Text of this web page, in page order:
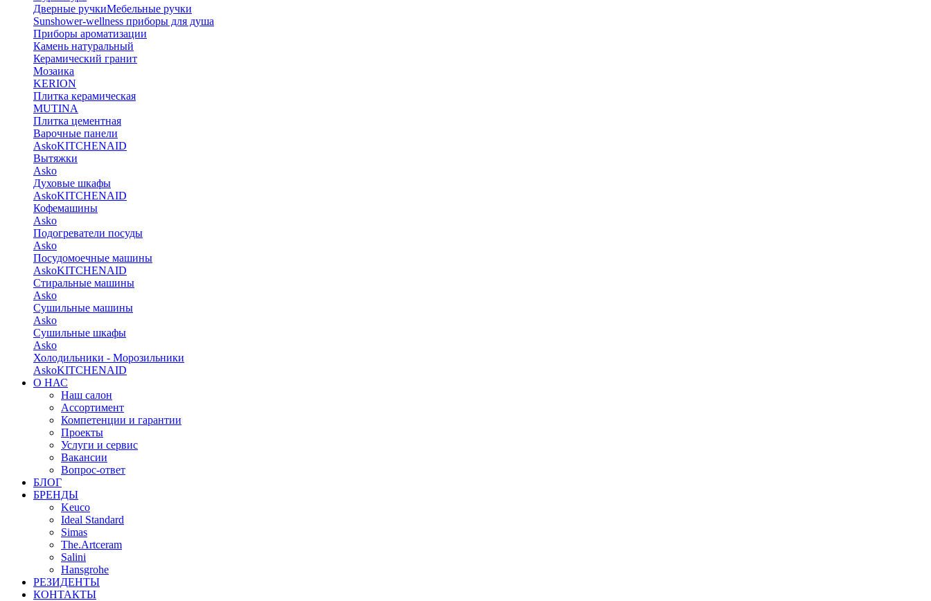
Дверные ручкиМебельные ручки
Sunshower-wellness приборы для душа
Приборы ароматизации
Камень натуральный
Керамический гранит
Мозаика
KERION
Плитка керамическая
MUTINA
Плитка цементная
Варочные панели
AskoKITCHENAID
Вытяжки
Asko
Духовые шкафы
AskoKITCHENAID
Кофемашины
Asko
Подогреватели посуды
Asko
Посудомоечные машины
AskoKITCHENAID
Стиральные машины
Asko
Сушильные машины
Asko
Сушильные шкафы
Asko
Холодильники - Морозильники
AskoKITCHENAID
О НАС
Наш салон
Ассортимент
Компетенции и гарантии
Проекты
Услуги и сервис
Вакансии
Вопрос-ответ
БЛОГ
БРЕНДЫ
Keuco
Ideal Standard
Simas
The.Artceram
Salini
Hansgrohe
РЕЗИДЕНТЫ
КОНТАКТЫ